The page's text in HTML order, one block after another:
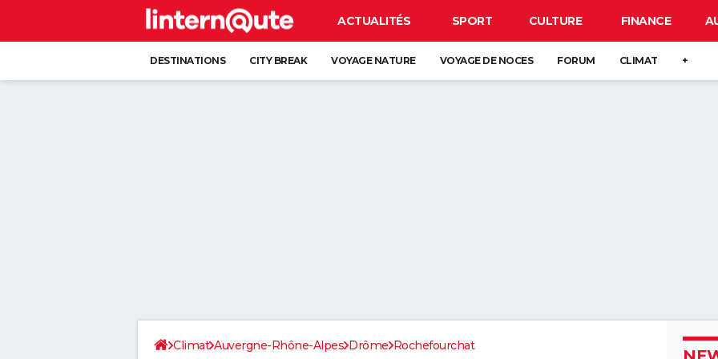
ACTUALITÉS SPORT CULTURE FINANCE
DESTINATIONS CITY BREAK VOYAGE NATURE VOYAGE DE NOCES FORUM CLIMAT +
Climat Auvergne-Rhône-Alpes Drôme Rochefourchat